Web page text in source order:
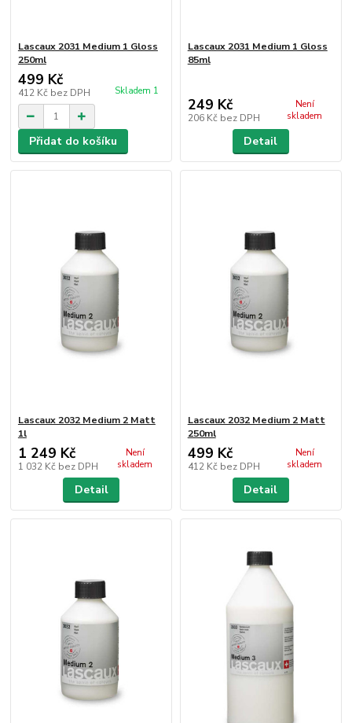
Lascaux 2031 Medium 1 Gloss
250ml
499 Kč
412 Kč bez DPH Skladem 1
Přidat do košíku
Lascaux 2031 Medium 1 Gloss
85ml
249 Kč
206 Kč bez DPH
Není
skladem
Detail
Lascaux 2032 Medium 2 Matt
1l
1 249 Kč
1 032 Kč bez DPH
Není
skladem
Detail
Lascaux 2032 Medium 2 Matt
250ml
499 Kč
412 Kč bez DPH
Není
skladem
Detail